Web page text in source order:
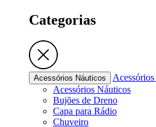
Categorias
Acessórios Náuticos
Acessórios Náuticos
Bujões de Dreno
Capa para Rádio
Chuveiro